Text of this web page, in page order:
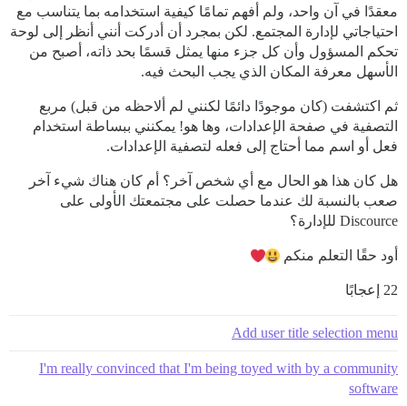
معقدًا في آن واحد، ولم أفهم تمامًا كيفية استخدامه بما يتناسب مع
احتياجاتي لإدارة المجتمع. لكن بمجرد أن أدركت أنني أنظر إلى لوحة
تحكم المسؤول وأن كل جزء منها يمثل قسمًا بحد ذاته، أصبح من
الأسهل معرفة المكان الذي يجب البحث فيه.
ثم اكتشفت (كان موجودًا دائمًا لكنني لم ألاحظه من قبل) مربع
التصفية في صفحة الإعدادات، وها هو! يمكنني ببساطة استخدام
فعل أو اسم مما أحتاج إلى فعله لتصفية الإعدادات.
هل كان هذا هو الحال مع أي شخص آخر؟ أم كان هناك شيء آخر
صعب بالنسبة لك عندما حصلت على مجتمعتك الأولى على
Discource للإدارة؟
أود حقًا التعلم منكم
22 إعجابًا
Add user title selection menu
I'm really convinced that I'm being toyed with by a community
software